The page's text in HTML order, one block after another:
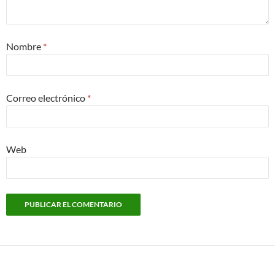
Nombre *
Correo electrónico *
Web